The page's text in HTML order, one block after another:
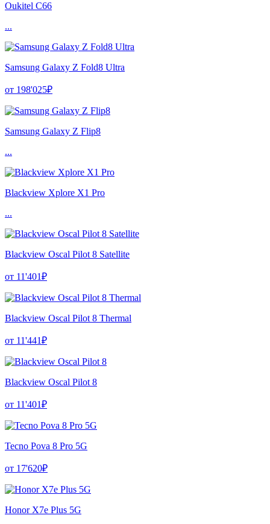
Oukitel C66
...
Samsung Galaxy Z Fold8 Ultra
от 198'025₽
Samsung Galaxy Z Flip8
...
Blackview Xplore X1 Pro
...
Blackview Oscal Pilot 8 Satellite
от 11'401₽
Blackview Oscal Pilot 8 Thermal
от 11'441₽
Blackview Oscal Pilot 8
от 11'401₽
Tecno Pova 8 Pro 5G
от 17'620₽
Honor X7e Plus 5G